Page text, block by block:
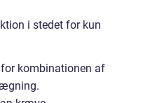
i stedet for kun
kombinationen af